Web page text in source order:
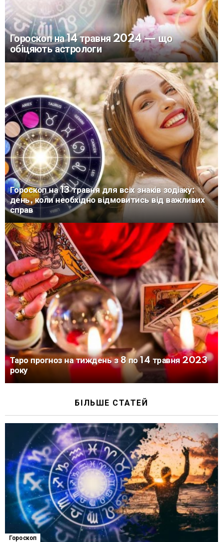
Гороскоп на 14 травня 2024 — що
обіцяють астрологи
Гороскоп на 13 травня для всіх знаків зодіаку:
день, коли необхідно відмовитись від важливих
справ
Таро прогноз на тиждень з 8 по 14 травня 2023
року
БІЛЬШЕ СТАТЕЙ
Гороскоп